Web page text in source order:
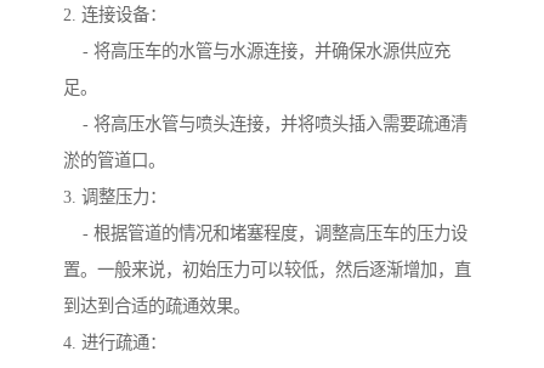
2. 连接设备：
- 将高压车的水管与水源连接，并确保水源供应充
足。
- 将高压水管与喷头连接，并将喷头插入需要疏通清
淤的管道口。
3. 调整压力：
- 根据管道的情况和堵塞程度，调整高压车的压力设
置。一般来说，初始压力可以较低，然后逐渐增加，直
到达到合适的疏通效果。
4. 进行疏通：